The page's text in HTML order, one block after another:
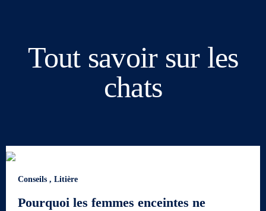
Tout savoir sur les
chats
Conseils , Litière
Pourquoi les femmes enceintes ne